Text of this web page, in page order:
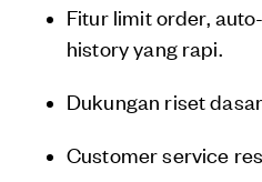
Fitur limit order,
history yang rapi.
Dukungan riset
Customer service